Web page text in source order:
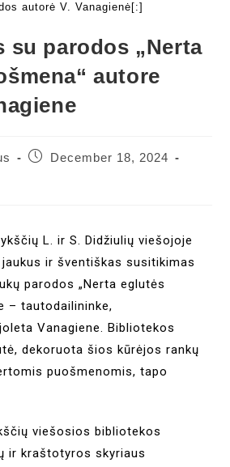
autorė V. Vanagienė[:]
su parodos „Nerta
autore
December 18, 2024
L. ir S. Didžiulių viešojoje
ir šventiškas susitikimas
parodos „Nerta eglutės
– tautodailininke,
Vanagiene. Bibliotekos
dekoruota šios kūrėjos rankų
puošmenomis, tapo
viešosios bibliotekos
ir kraštotyros skyriaus